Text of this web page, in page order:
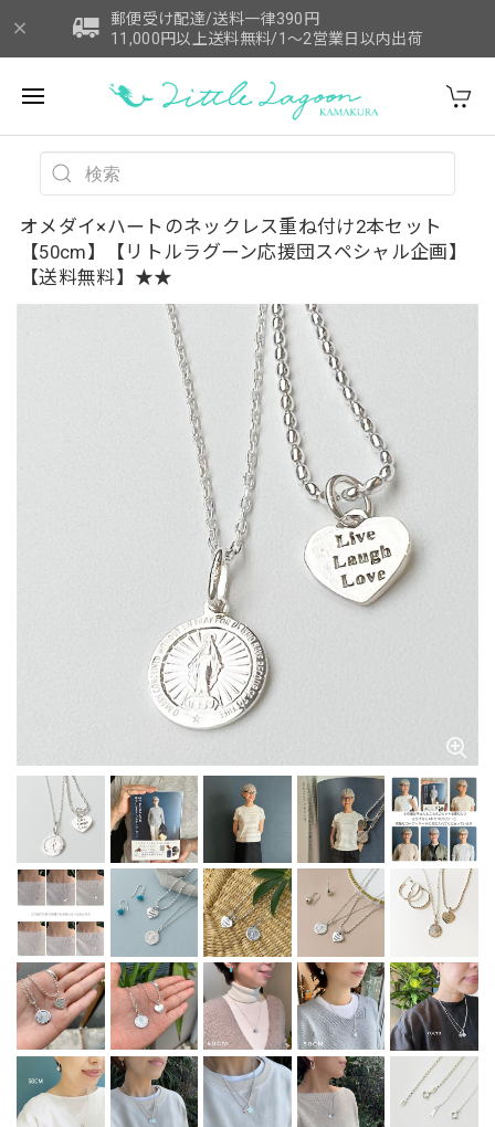
郵便受け配達/送料一律390円
11,000円以上送料無料/1～2営業日以内出荷
オメダイ×ハートのネックレス重ね付け2本セット
【50cm】【リトルラグーン応援団スペシャル企画】
【送料無料】★★